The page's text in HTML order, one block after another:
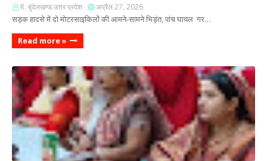
R. बुंदेलखण्ड उत्तर प्रदेश अप्रैल 27, 2026
सड़क हादसे में दो मोटरसाइकिलों की आमने-सामने भिड़ंत, पांच घायल गर…
Read more »